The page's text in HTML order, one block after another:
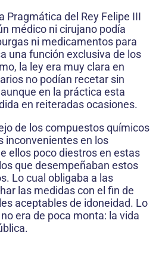
Pragmática del Rey Felipe III
médico ni cirujano podía
ni medicamentos para
una función exclusiva de los
la ley era muy clara en
no podían recetar sin
en la práctica esta
en reiteradas ocasiones.
de los compuestos químicos
inconvenientes en los
ellos poco diestros en estas
que desempeñaban estos
Lo cual obligaba a las
las medidas con el fin de
aceptables de idoneidad. Lo
era de poca monta: la vida